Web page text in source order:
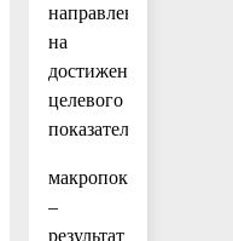
направленное
на
достижение
целевого
показателя;
макропоказатель
–
результат